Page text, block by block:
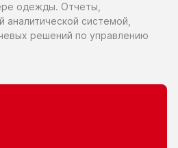
одежды. Отчеты,
аналитической системой,
решений по управлению